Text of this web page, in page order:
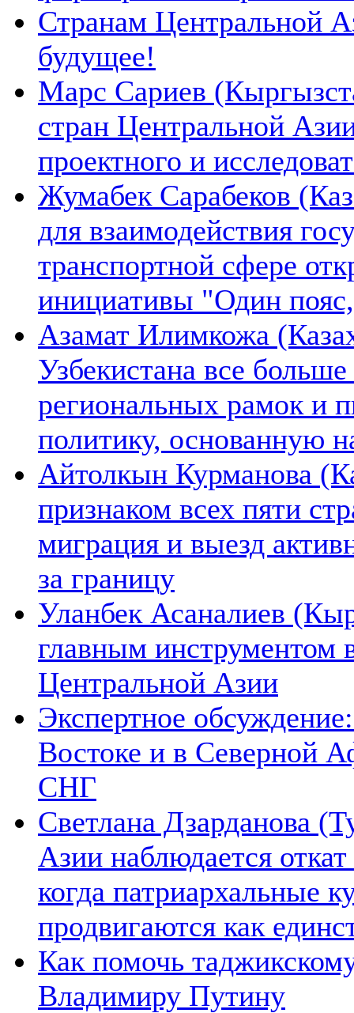
Странам Центральной
будущее!
Марс Сариев
стран Центральной
проектного и
Жумабек Сарабеков
для взаимодействия
транспортной сфере
инициативы "Один
Азамат Илимкожа
Узбекистана все
региональных рамок и
политику, основанную
Айтолкын Курманова
признаком всех пяти
миграция и выезд
за границу
Уланбек Асаналиев
главным инструментом
Центральной Азии
Экспертное
Востоке и в Северной
СНГ
Светлана Дзарданова
Азии наблюдается
когда патриархальные
продвигаются как
Как помочь
Владимиру Путину